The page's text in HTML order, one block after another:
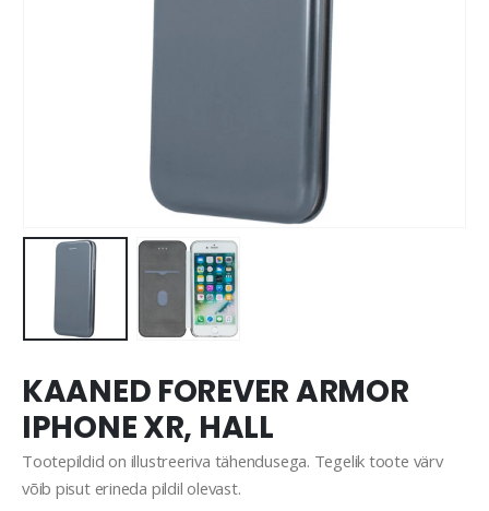
KAANED FOREVER ARMOR
IPHONE XR, HALL
Tootepildid on illustreeriva tähendusega. Tegelik toote värv
võib pisut erineda pildil olevast.